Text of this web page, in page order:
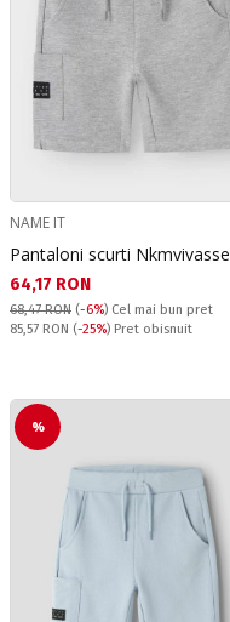
NAME IT
Pantaloni scurti Nkmvivasse
Текуща цена:
64,17 RON
68,47 RON (-6%) Cel mai bun pret
Pret obisnuit:
85,57 RON (-25%) Pret obisnuit
%